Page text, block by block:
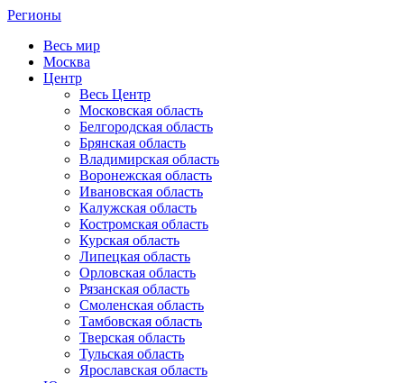
Регионы
Весь мир
Москва
Центр
Весь Центр
Московская область
Белгородская область
Брянская область
Владимирская область
Воронежская область
Ивановская область
Калужская область
Костромская область
Курская область
Липецкая область
Орловская область
Рязанская область
Смоленская область
Тамбовская область
Тверская область
Тульская область
Ярославская область